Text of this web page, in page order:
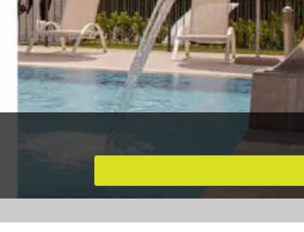
Bevorzugte Aktivitäten